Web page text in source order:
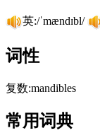
英:/ˈmændɪbl/
词性
复数:mandibles
常用词典